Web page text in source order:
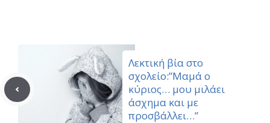
Λεκτική βία στο
σχολείο:”Μαμά ο
κύριος… μου μιλάει
άσχημα και με
προσβάλλει…”